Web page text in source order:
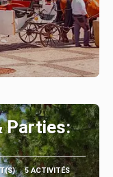
Parties:
5 ACTIVITÉS